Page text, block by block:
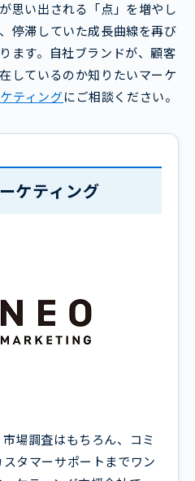
思い出される「点」を増やし
停滞していた成長曲線を再び
ます。自社ブランドが、顧客
しているのか知りたいマーケ
ティングにご相談ください。
ケティング
場調査はもちろん、コミ
タマーサポートまでワン